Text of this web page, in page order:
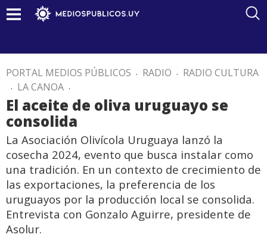
PORTAL MEDIOS PÚBLICOS . RADIO . RADIO CULTURA
. LA CANOA .
El aceite de oliva uruguayo se
consolida
La Asociación Olivícola Uruguaya lanzó la
cosecha 2024, evento que busca instalar como
una tradición. En un contexto de crecimiento de
las exportaciones, la preferencia de los
uruguayos por la producción local se consolida.
Entrevista con Gonzalo Aguirre, presidente de
Asolur.